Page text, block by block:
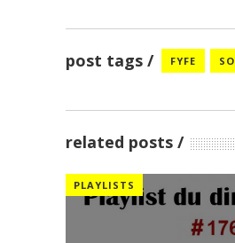
post tags FYFE
related posts
PLAYLISTS